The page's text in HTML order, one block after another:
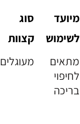
מיועד
לשימוש
מתאים
לחיפוי
בריכה
סוג
קצוות
מעוגלים